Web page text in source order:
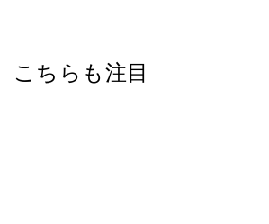
こちらも注目